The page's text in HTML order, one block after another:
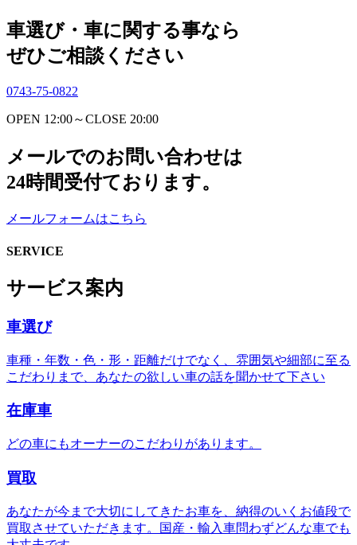
車選び・車に関する事なら
ぜひご相談ください
0743-75-0822
OPEN 12:00～CLOSE 20:00
メールでのお問い合わせは
24時間受付ております。
メールフォームはこちら
SERVICE
サービス案内
車選び
車種・年数・色・形・距離だけでなく、雰囲気や細部に至る
こだわりまで、あなたの欲しい車の話を聞かせて下さい
在庫車
どの車にもオーナーのこだわりがあります。
買取
あなたが今まで大切にしてきたお車を、納得のいくお値段で
買取させていただきます。国産・輸入車問わずどんな車でも